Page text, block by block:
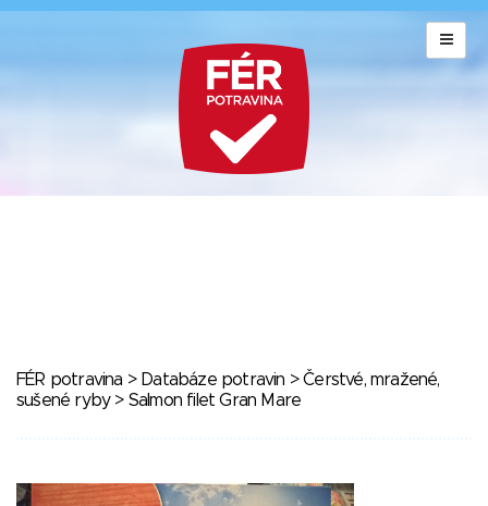
FÉR potravina > Databáze potravin >Čerstvé, mražené,
sušené ryby> Salmon filet Gran Mare